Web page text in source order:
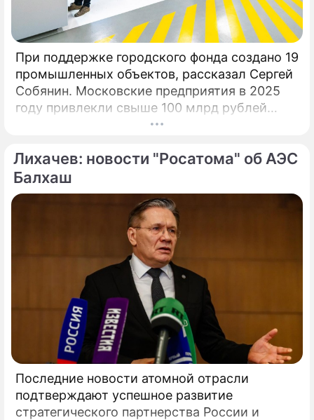
экономики в РФ» вызвала волну
обсуждений.
При поддержке городского фонда создано 19
промышленных объектов, рассказал Сергей
Собянин. Московские предприятия в 2025
году привлекли свыше 100 млрд рублей
инвестиционных кредитов на развитие и
поддержки промышленности и
предпринимательства.
Лихачев: новости "Росатома" об АЭС
Балхаш
Последние новости атомной отрасли
подтверждают успешное развитие
стратегического партнерства России и